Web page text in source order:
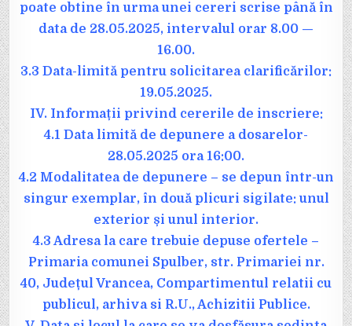
poate obtine în urma unei cereri scrise până în
data de 28.05.2025, intervalul orar 8.00 —
16.00.
3.3 Data-limită pentru solicitarea clarificărilor:
19.05.2025.
IV. Informații privind cererile de inscriere:
4.1 Data limită de depunere a dosarelor-
28.05.2025 ora 16:00.
4.2 Modalitatea de depunere – se depun într-un
singur exemplar, în două plicuri sigilate: unul
exterior și unul interior.
4.3 Adresa la care trebuie depuse ofertele –
Primaria comunei Spulber, str. Primariei nr.
40, Județul Vrancea, Compartimentul relatii cu
publicul, arhiva si R.U., Achizitii Publice.